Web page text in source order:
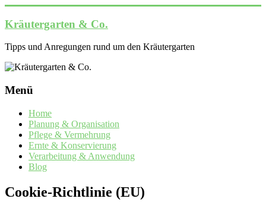
Inhalt
springen
Kräutergarten & Co.
Tipps und Anregungen rund um den Kräutergarten
Menü
Home
Planung & Organisation
Pflege & Vermehrung
Ernte & Konservierung
Verarbeitung & Anwendung
Blog
Cookie-Richtlinie (EU)